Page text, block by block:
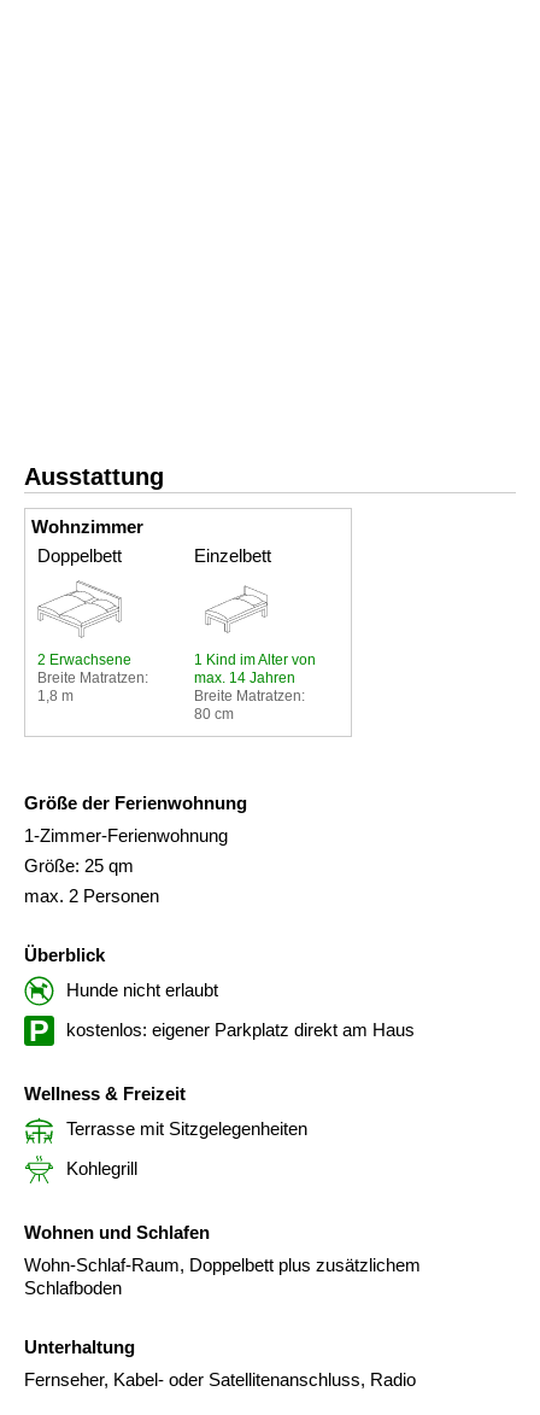
Ausstattung
Wohnzimmer
Doppelbett
2 Erwachsene
Breite Matratzen:
1,8 m
Einzelbett
1 Kind im Alter von
max. 14 Jahren
Breite Matratzen:
80 cm
Größe der Ferienwohnung
1-Zimmer-Ferienwohnung
Größe: 25 qm
max. 2 Personen
Überblick
Hunde nicht erlaubt
kostenlos: eigener Parkplatz direkt am Haus
Wellness & Freizeit
Terrasse mit Sitzgelegenheiten
Kohlegrill
Wohnen und Schlafen
Wohn-Schlaf-Raum, Doppelbett plus zusätzlichem
Schlafboden
Unterhaltung
Fernseher, Kabel- oder Satellitenanschluss, Radio